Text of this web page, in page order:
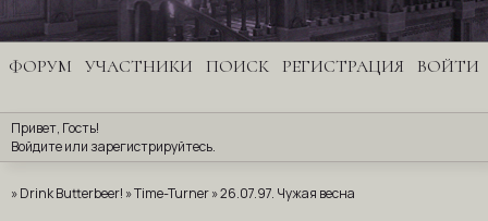
ФОРУМ УЧАСТНИКИ ПОИСК РЕГИСТРАЦИЯ ВОЙТИ
Привет, Гость!
Войдите или зарегистрируйтесь.
»Drink Butterbeer! »Time-Turner»26.07.97. Чужая весна